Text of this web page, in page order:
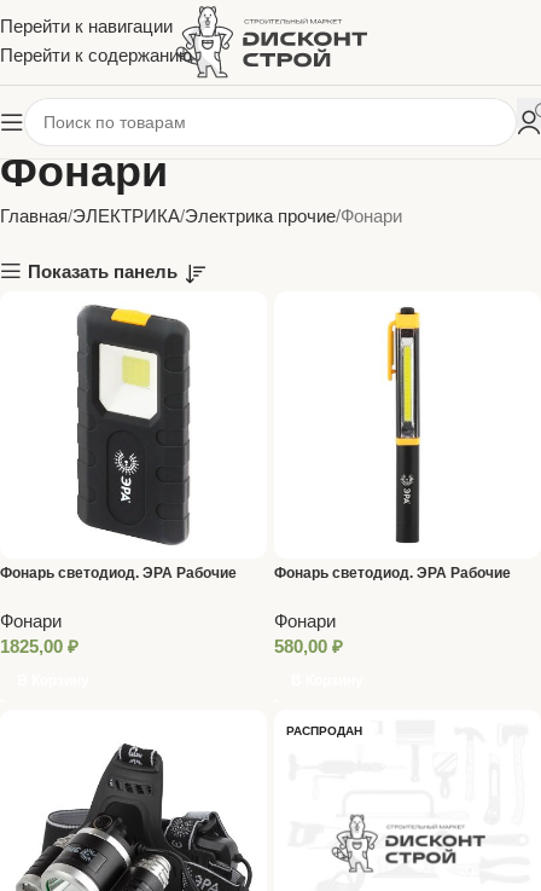
Перейти к навигации
Перейти к содержанию
Фонари
Главная ЭЛЕКТРИКА Электрика прочие Фонари
Показать панель
Фонарь светодиод. ЭРА Рабочие
Фонари
1825,00 ₽
Фонарь светодиод. ЭРА Рабочие
батарейках алюм.
Фонари
580,00 ₽
РАСПРОДАН